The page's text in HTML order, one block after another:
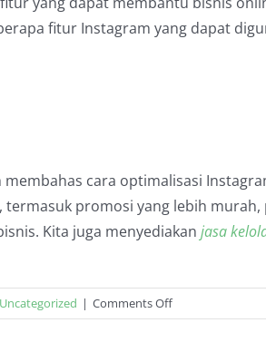
fitur Instagram yang dapat
cara optimalisasi
termasuk promosi yang lebih
Kita juga menyediakan jasa
Uncategorized | Comments Offon
Cara